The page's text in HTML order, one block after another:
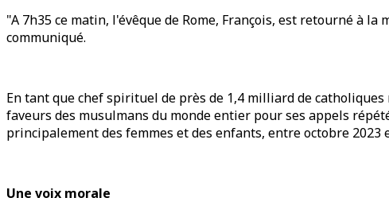
"A 7h35 ce matin, l'évêque de Rome, François, est retourné à
communiqué.
En tant que chef spirituel de près de 1,4 milliard de
faveurs des musulmans du monde entier pour ses appels
principalement des femmes et des enfants, entre octobre 2023
Une voix morale